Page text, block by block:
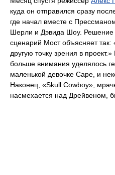
куда он отправился сразу
где начал вместе с
Шерли и Дэвида Шоу. Решение
сценарий Мост объясняет
другую точку зрения в
больше внимания уделялось
маленькой девочке Саре, и
Наконец, «Skull Cowboy»,
насмехается над Дрейвеном,